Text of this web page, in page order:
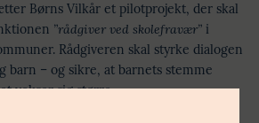
Børns Vilkår et pilotprojekt, der skal
”rådgiver ved skolefravær”i
Rådgiveren skal styrke dialogen
barn – og sikre, at barnets stemme
vokser sig større.